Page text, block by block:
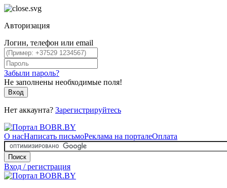
Авторизация
Логин, телефон или email
Забыли пароль?
Не заполнены необходимые поля!
Вход
Нет аккаунта? Зарегистрируйтесь
О насНаписать письмоРеклама на порталеОплата
Поиск
Вход / регистрация